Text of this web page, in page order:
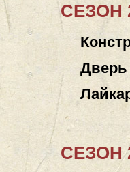
СЕЗОН
Дверь
СЕЗОН